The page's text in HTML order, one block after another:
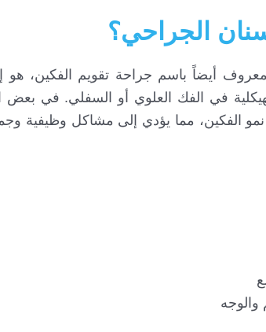
الجراحي؟
أيضاً باسم جراحة تقويم الفكين،
في الفك العلوي أو السفلي. في بعض
الفكين، مما يؤدي إلى مشاكل وظيفية
والوجه